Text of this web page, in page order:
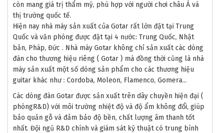
còn mang giá trị thẩm mỹ, phù hợp với người chơi châu Á và
thị trường quốc tế.
Hiện nay nhà máy sản xuất của Gotar rất lớn đặt tại Trung
Quốc và văn phòng được đặt tại 4 nước: Trung Quốc, Nhật
bản, Pháp, Đức . Nhà máy Gotar không chỉ sản xuất các dòng
đàn cho thương hiệu riêng ( Gotar ) mà đồng thời cũng là nhà
máy sản xuất một số dòng sản phẩm cho các thương hiệu
guitar khác như : Cordoba, Moleon, Flamenco, Gomera...
Các dòng đàn Gotar được sản xuất trên dây chuyền hiện đại (
phòngR&D) với môi trường nhiệt độ và độ ẩm không đổi, giúp
bảo quản gỗ và đảm bảo độ bền, chất lượng âm thanh tốt
nhất. Đội ngũ R&D chính và giám sát kỹ thuật có trung bình